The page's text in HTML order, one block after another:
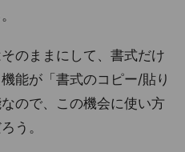
のままにして、書式だけ
能が「書式のコピー/貼り
ので、この機会に使い方
う。